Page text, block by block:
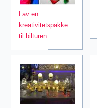
Lav en
kreativitetspakke
til bilturen